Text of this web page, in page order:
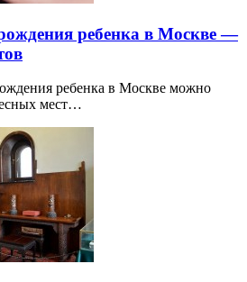
ребенка в Москве —
ребенка в Москве можно
мест…